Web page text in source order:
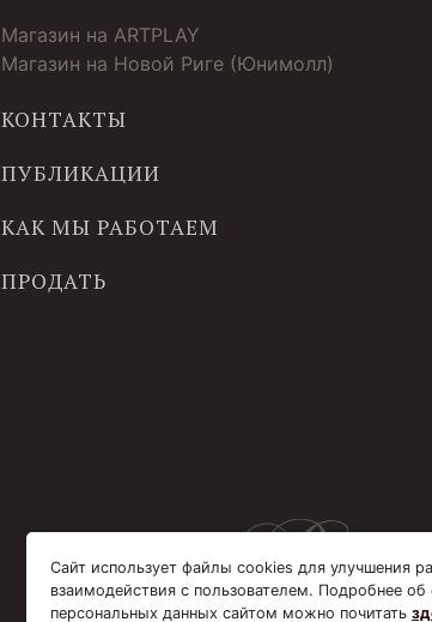
Магазин на ARTPLAY
Магазин на Новой Риге (Юнимолл)
КОНТАКТЫ
ПУБЛИКАЦИИ
КАК МЫ РАБОТАЕМ
ПРОДАТЬ
Сайт использует файлы cookies для улучшения
взаимодействия с пользователем. Подробнее об
персональных данных сайтом можно почитать